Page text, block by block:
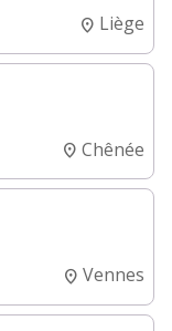
Liège
Chênée
Vennes